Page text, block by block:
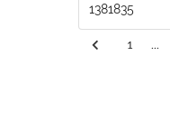
1381835
1